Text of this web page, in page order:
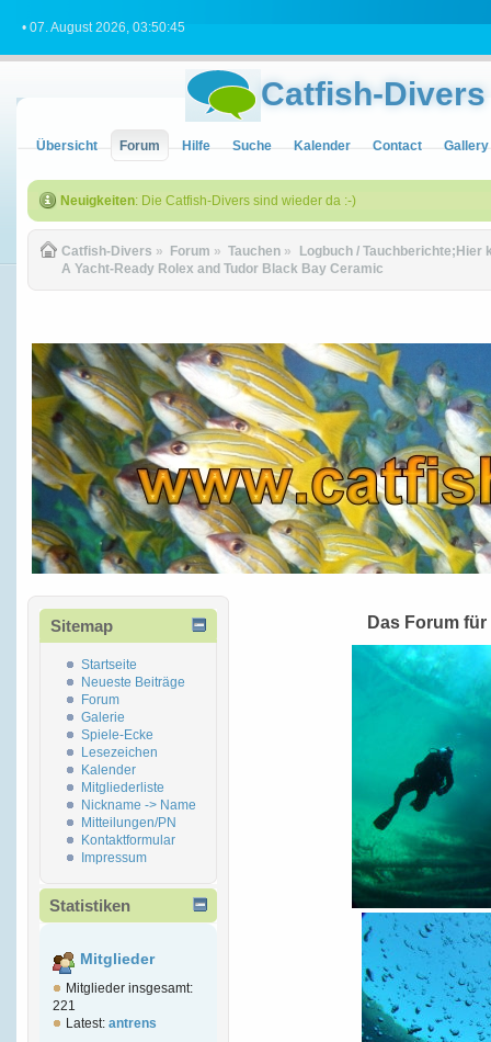
• 07. August 2026, 03:50:45
Catfish-Divers
Übersicht Forum Hilfe Suche Kalender Contact Gallery
Neuigkeiten: Die Catfish-Divers sind wieder da :-)
Catfish-Divers » Forum » Tauchen »
Logbuch / Tauchberichte;Hier
A Yacht-Ready Rolex and Tudor Black Bay Ceramic
Sitemap
Startseite
Neueste Beiträge
Forum
Galerie
Spiele-Ecke
Lesezeichen
Kalender
Mitgliederliste
Nickname -> Name
Mitteilungen/PN
Kontaktformular
Impressum
Statistiken
Mitglieder
Mitglieder insgesamt:
221
Latest: antrens
Das Forum